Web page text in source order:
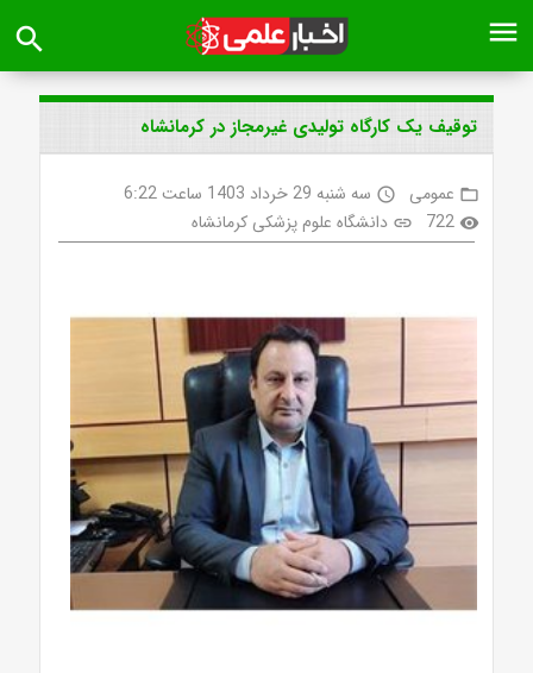
menu
search
توقیف یک کارگاه تولیدی غیرمجاز در کرمانشاه
folder_open عمومی access_time سه شنبه 29 خرداد 1403 ساعت 6:22
visibility
722
link دانشگاه علوم پزشکی کرمانشاه